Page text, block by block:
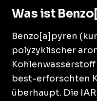
Was ist
Benzo[a]pyren
polyzyklischer
Kohlenwasserstoff
best-erforschten
überhaupt. Die